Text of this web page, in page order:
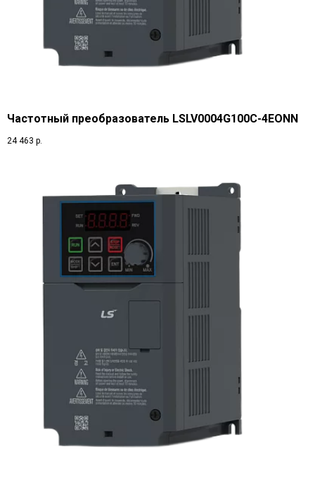
Частотный преобразователь LSLV0004G100C-4EONN
24 463 р.